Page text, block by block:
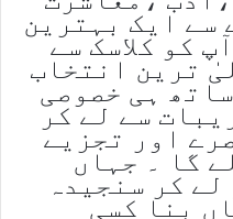
سے ایک بہترین
کو کلاسک سے
ترین انتخاب
ہی خصوصی
سے لے کر
اور تجزیے
گا ۔ جہاں
کر سنجیدہ
بِنا کسی